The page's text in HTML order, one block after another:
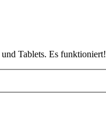
Tablets. Es funktioniert!